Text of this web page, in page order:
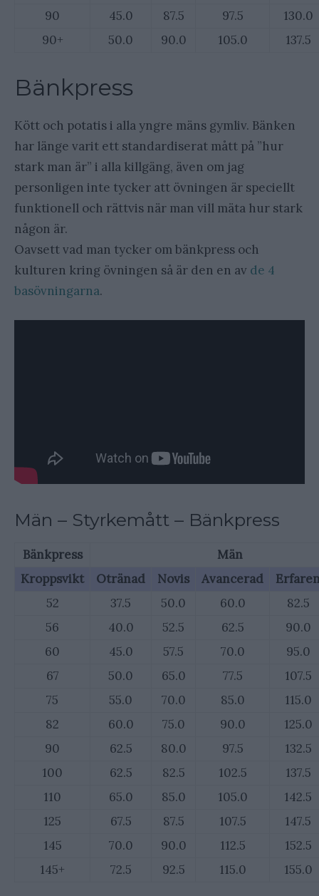
90 45.0 87.5 97.5
130.0
90+
50.0 90.0 105.0 137.5
Bänkpress
Kött och potatis i alla yngre mäns gymliv. Bänken
har länge varit ett standardiserat mått på ”hur
stark man är” i alla killgäng, även om jag
personligen inte tycker att övningen är speciellt
funktionell och rättvis när man vill mäta hur stark
någon är.
Oavsett vad man tycker om bänkpress och
kulturen kring övningen så är den en av de 4
basövningarna.
Män – Styrkemått – Bänkpress
Bänkpress
Män
Kroppsvikt
Otränad Novis Avancerad
52
37.5 50.0 60.0
82.5
56
40.0 52.5 62.5
90.0
60
45.0 57.5 70.0
95.0
67
50.0 65.0 77.5
107.5
75
55.0 70.0 85.0
115.0
82
60.0 75.0 90.0
125.0
90
62.5 80.0 97.5
132.5
100
62.5 82.5 102.5
137.5
110
65.0 85.0 105.0
142.5
125
67.5 87.5 107.5
147.5
145
70.0 90.0 112.5
152.5
145+
72.5 92.5 115.0 155.0